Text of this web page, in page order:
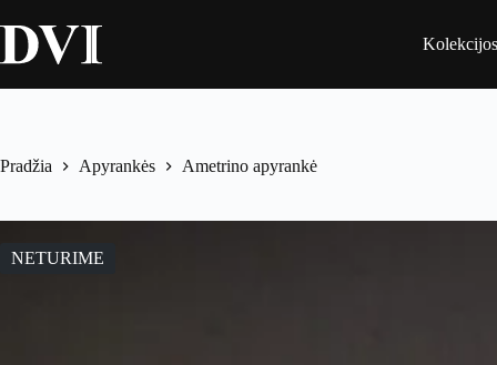
to
content
Kolekcijos
Pradžia Apyrankės Ametrino apyrankė
NETURIME